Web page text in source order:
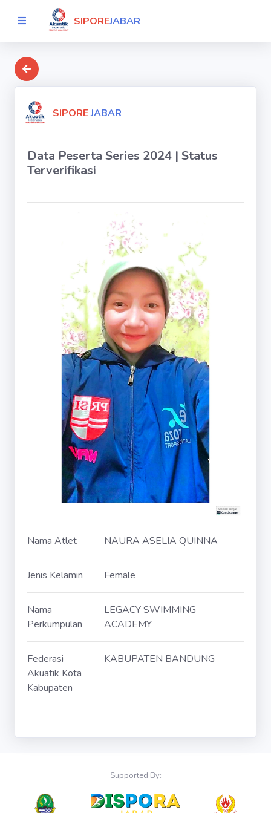
SIPOREJABAR
SIPOREJABAR
Data Peserta Series 2024 | Status
Terverifikasi
Nama Atlet NAURA ASELIA QUINNA
Jenis Kelamin Female
Nama
Perkumpulan
LEGACY SWIMMING
ACADEMY
Federasi
Akuatik Kota
Kabupaten
KABUPATEN BANDUNG
Supported By: